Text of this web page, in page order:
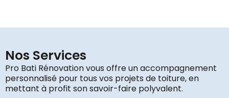
Nos Services
Pro Bati Rénovation vous offre un accompagnement
personnalisé pour tous vos projets de toiture, en
mettant à profit son savoir-faire polyvalent.